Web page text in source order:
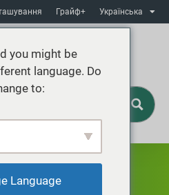
Грайф+ Українська
you might be
language. Do
to:
Language